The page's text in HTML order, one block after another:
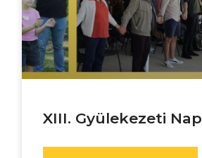
XIII. Gyülekezeti Nap